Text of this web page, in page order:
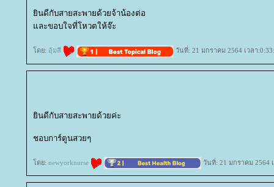
ินดีกับสายสะพายด้วยจ้าน้องต่อ
ละขอบใจที่โหวตให้จ๊ะ
ดย: อุ้มสี วันที่: 21 มกราคม 2564 เวลา
ินดีกับสายสะพายด้วยค่ะ
ชอบการ์ตูนสวยๆ
ดย: newyorknurse วันที่: 21 มกราคม 2564